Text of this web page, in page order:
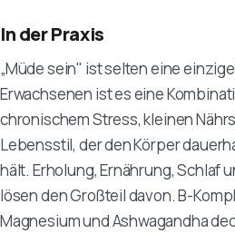
In der Praxis
„Müde sein" ist selten eine
Erwachsenen ist es eine
chronischem Stress, kleinen
Lebensstil, der den Körper
hält. Erholung, Ernährung, Schlaf
lösen den Großteil davon. B-
Magnesium und Ashwagandha